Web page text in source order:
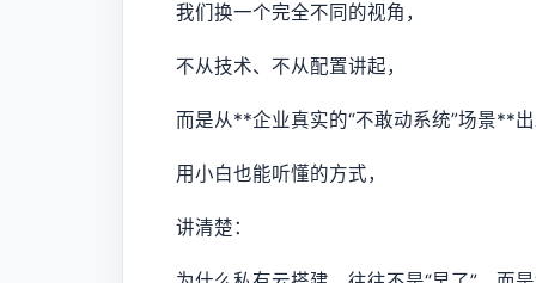
我们换一个完全不同的视角，
不从技术、不从配置讲起，
而是从**企业真实的“不敢动系统”场景**出
用小白也能听懂的方式，
讲清楚：